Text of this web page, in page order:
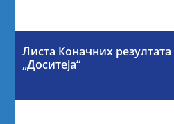
Листа Коначних резултата
„Доситеја“